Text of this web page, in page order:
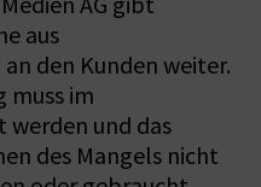
aus
den Kunden weiter.
muss im
werden und das
des Mangels nicht